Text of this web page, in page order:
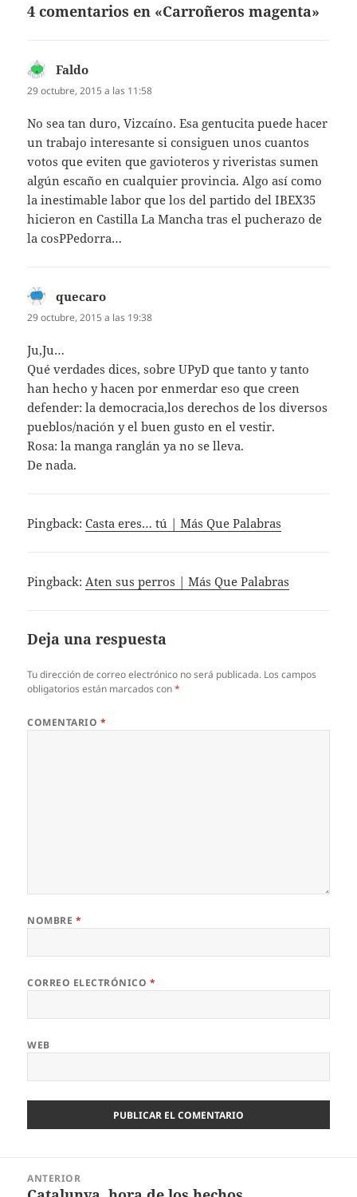
4 comentarios en «Carroñeros magenta»
Faldo
29 octubre, 2015 a las 11:58
No sea tan duro, Vizcaíno. Esa gentucita puede hacer
un trabajo interesante si consiguen unos cuantos
votos que eviten que gavioteros y riveristas sumen
algún escaño en cualquier provincia. Algo así como
la inestimable labor que los del partido del IBEX35
hicieron en Castilla La Mancha tras el pucherazo de
la cosPPedorra…
quecaro
29 octubre, 2015 a las 19:38
Ju,Ju…
Qué verdades dices, sobre UPyD que tanto y tanto
han hecho y hacen por enmerdar eso que creen
defender: la democracia,los derechos de los diversos
pueblos/nación y el buen gusto en el vestir.
Rosa: la manga ranglán ya no se lleva.
De nada.
Pingback:Casta eres… tú | Más Que Palabras
Pingback:Aten sus perros | Más Que Palabras
Deja una respuesta
Tu dirección de correo electrónico no será publicada. Los campos
obligatorios están marcados con*
COMENTARIO *
NOMBRE *
CORREO ELECTRÓNICO *
WEB
ANTERIOR